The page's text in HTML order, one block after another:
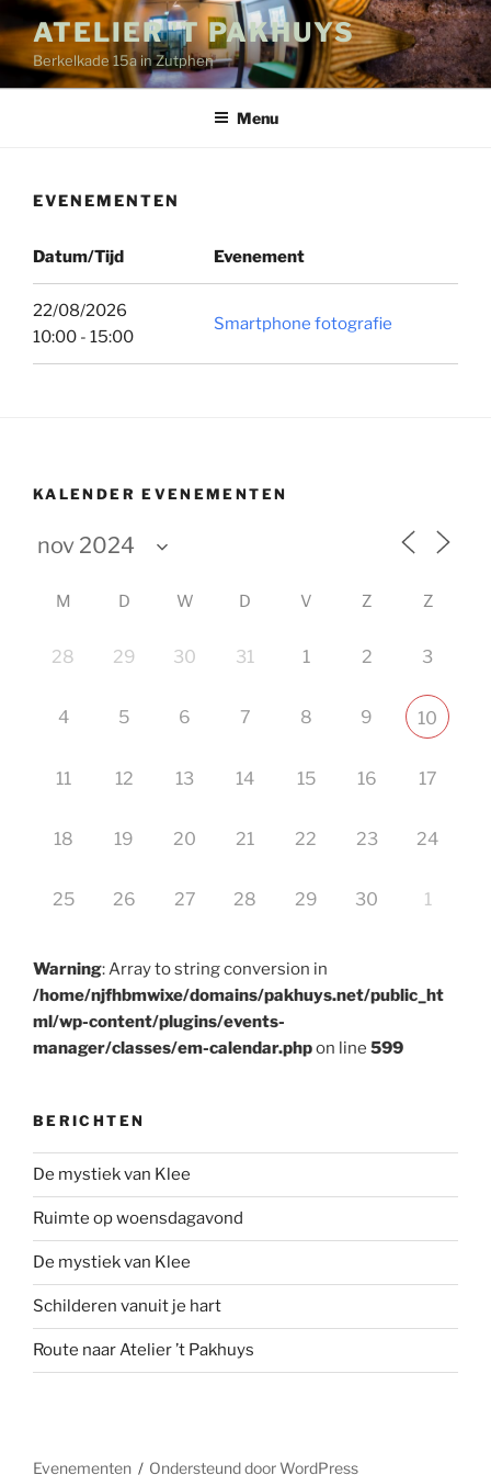
naar
de
inhoud
ATELIER 'T PAKHUYS
Berkelkade 15a in Zutphen
Menu
EVENEMENTEN
Datum/Tijd Evenement
22/08/2026
10:00 - 15:00
Smartphone fotografie
KALENDER EVENEMENTEN
M D W D V Z Z
28 29 30 31 1 2 3
4 5 6 7 8 9 10
11 12 13 14 15 16 17
18 19 20 21 22 23 24
25 26 27 28 29 30 1
Warning: Array to string conversion in
/home/njfhbmwixe/domains/pakhuys.net/public_ht
ml/wp-content/plugins/events-
manager/classes/em-calendar.phpon line 599
BERICHTEN
De mystiek van Klee
Ruimte op woensdagavond
De mystiek van Klee
Schilderen vanuit je hart
Route naar Atelier ’t Pakhuys
Evenementen Ondersteund door WordPress